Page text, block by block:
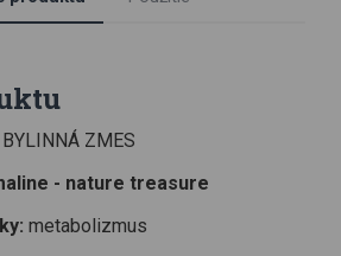
extrakt z kôry (10:1), Sladkovka
z šúľky (10:1), stearan horečnatý
ZMES
- nature treasure
metabolizmus